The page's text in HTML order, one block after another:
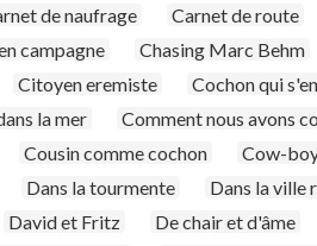
de naufrage Carnet de route
campagne
Chasing Marc Behm
Citoyen eremiste Cochon qui
la mer
Comment nous avons
Cousin comme cochon Cow-
Dans la tourmente Dans la ville
David et Fritz De chair et d'âme